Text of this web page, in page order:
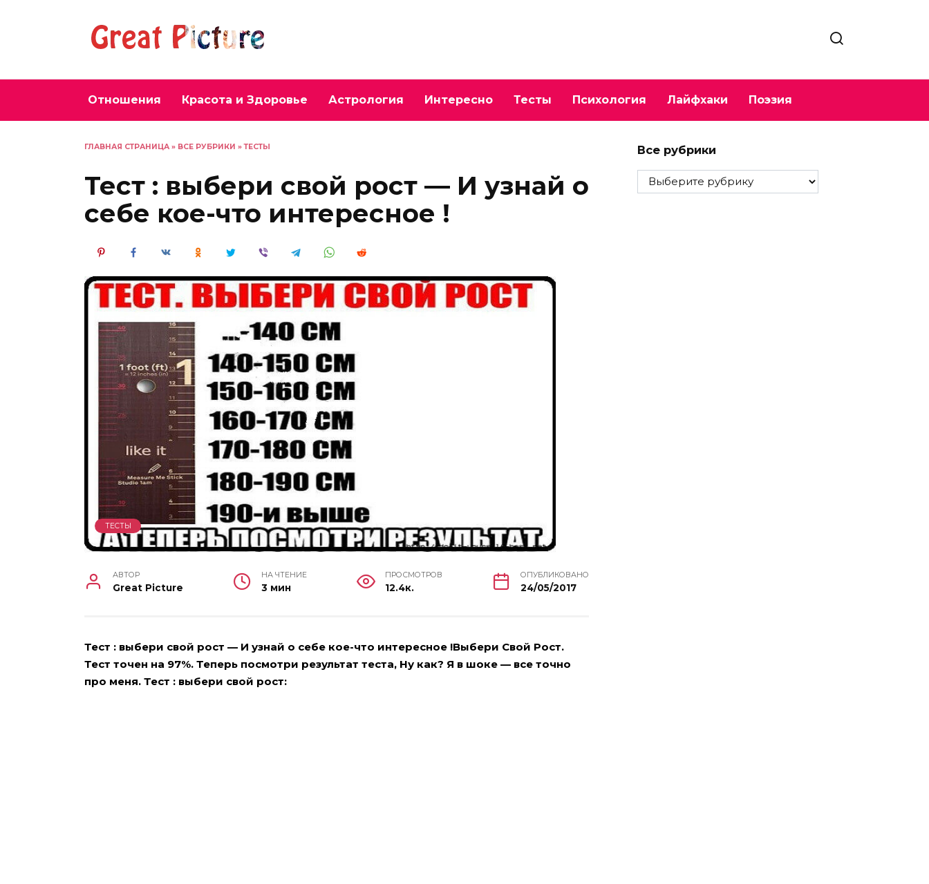
Отношения Красота и Здоровье Астрология Интересно Тесты Психология Лайфхаки Поэзия
ГЛАВНАЯ СТРАНИЦА » ВСЕ РУБРИКИ »ТЕСТЫ
Тест : выбери свой рост — И узнай о
себе кое-что интересное !
ТЕСТЫ
АВТОР
Great Picture
НА ЧТЕНИЕ
3 мин
ПРОСМОТРОВ
12.4к.
ОПУБЛИКОВАНО
24/05/2017
Тест : выбери свой рост — И узнай о себе кое-что интересное !Выбери Свой Рост.
Тест точен на 97%. Теперь посмотри результат теста, Ну как? Я в шоке — все точно
про меня. Тест : выбери свой рост:
Все рубрики
Все
рубрики